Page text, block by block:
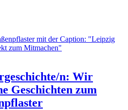
n: Wir
Geschichten zum